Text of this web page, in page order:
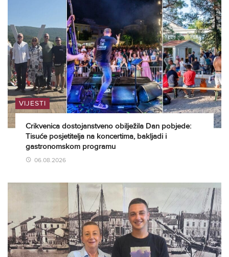
VIJESTI
Crikvenica dostojanstveno obilježila Dan pobjede:
Tisuće posjetitelja na koncertima, bakljadi i
gastronomskom programu
06.08.2026